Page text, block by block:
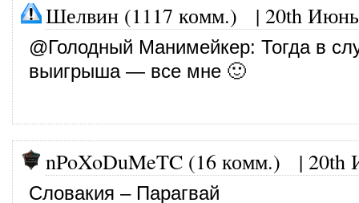
Шелвин (1117 комм.) | 20th
@Голодный Манимейкер: Тогда в
выигрыша — все мне 🙂
nPoXoDuMeTC (16 комм.) | 20th
Словакия – Парагвай